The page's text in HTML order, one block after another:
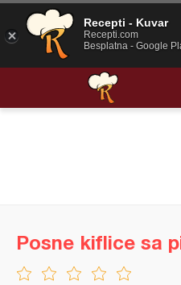
Posne kiflice sa
Recepti - Kuvar
Recepti.com
Besplatna - Google